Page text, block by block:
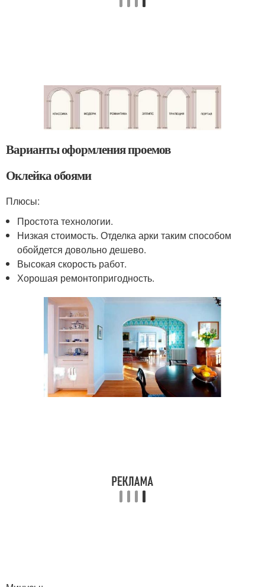
Варианты оформления проемов
Оклейка обоями
Плюсы:
Простота технологии.
Низкая стоимость. Отделка арки таким способом
обойдется довольно дешево.
Высокая скорость работ.
Хорошая ремонтопригодность.